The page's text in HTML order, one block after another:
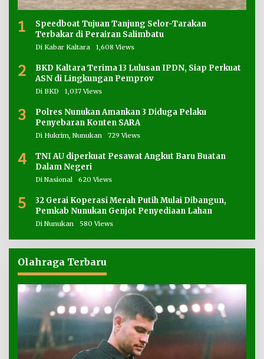
1
Speedboat Tujuan Tanjung Selor-Tarakan
Terbakar di Perairan Salimbatu
Di Kabar Kaltara 1,608 Views
2
BKD Kaltara Terima 13 Lulusan IPDN, Siap Perkuat
ASN di Lingkungan Pemprov
Di BKD 1,037 Views
3
Polres Nunukan Amankan 3 Diduga Pelaku
Penyebaran Konten SARA
Di Hukrim, Nunukan 729 Views
4
TNI AU diperkuat Pesawat Angkut Baru Buatan
Dalam Negeri
Di Nasional 620 Views
5
32 Gerai Koperasi Merah Putih Mulai Dibangun,
Pemkab Nunukan Genjot Penyediaan Lahan
Di Nunukan 580 Views
Olahraga Terbaru